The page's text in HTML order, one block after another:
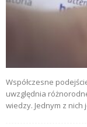
Współczesne
uwzględnia
wiedzy. Jednym z